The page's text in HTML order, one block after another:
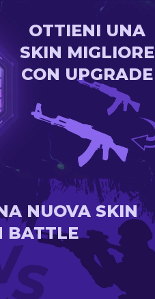
OTTIENI UNA
SKIN MIGLIORE
CON UPGRADE
NUOVA SKIN
BATTLE